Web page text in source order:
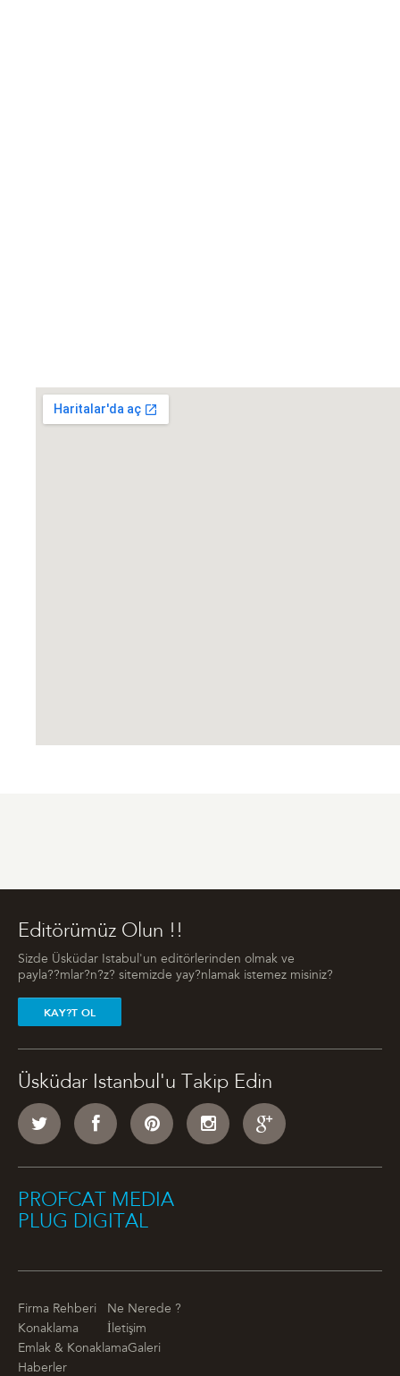
Editörümüz Olun !!
Sizde Üsküdar Istabul'un editörlerinden olmak ve
payla??mlar?n?z? sitemizde yay?nlamak istemez misiniz?
KAY?T OL
Üsküdar Istanbul'u Takip Edin
PROFCAT MEDIA
PLUG DIGITAL
Firma Rehberi
Ne Nerede ?
Konaklama
İletişim
Emlak & KonaklamaGaleri
Haberler